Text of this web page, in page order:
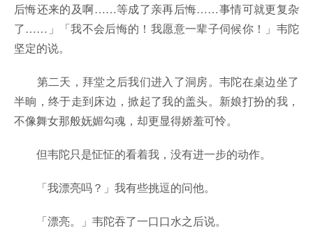
后悔还来的及啊……等成了亲再后悔……事情可就更复杂
了……」「我不会后悔的！我愿意一辈子伺候你！」韦陀
坚定的说。
第二天，拜堂之后我们进入了洞房。韦陀在桌边坐了
半晌，终于走到床边，掀起了我的盖头。新娘打扮的我，
不像舞女那般妩媚勾魂，却更显得娇羞可怜。
但韦陀只是怔怔的看着我，没有进一步的动作。
「我漂亮吗？」我有些挑逗的问他。
「漂亮。」韦陀吞了一口口水之后说。